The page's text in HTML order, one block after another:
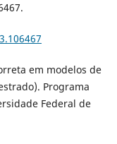
em modelos de
Programa
Federal de